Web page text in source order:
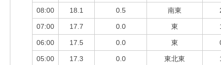
08:00 18.1 0.5 南東
07:00 17.7 0.0 東
06:00 17.5 0.0 東
05:00 17.3 0.0 東北東